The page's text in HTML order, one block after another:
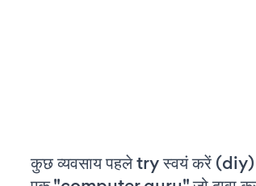
कुछ व्यवसाय पहले try स्वयं करें